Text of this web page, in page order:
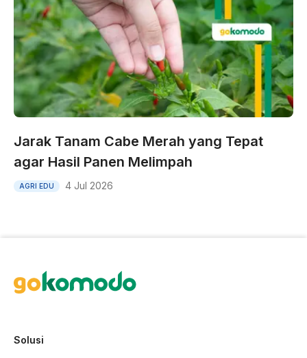
Jarak Tanam Cabe Merah yang Tepat
agar Hasil Panen Melimpah
AGRI EDU 4 Jul 2026
Solusi